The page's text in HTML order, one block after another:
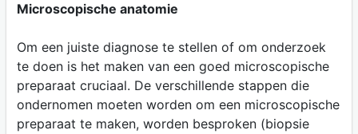
Microscopische anatomie
Om een juiste diagnose te stellen of om onderzoek
te doen is het maken van een goed microscopische
preparaat cruciaal. De verschillende stappen die
ondernomen moeten worden om een microscopische
preparaat te maken, worden besproken (biopsie